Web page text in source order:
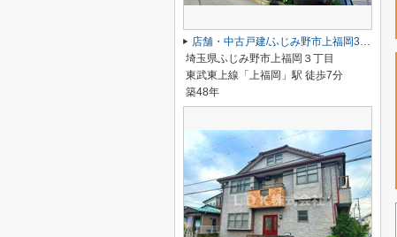
店舗・中古戸建/ふじみ野市上福岡3丁目
埼玉県ふじみ野市上福岡３丁目
東武東上線「上福岡」駅 徒歩7分
築48年